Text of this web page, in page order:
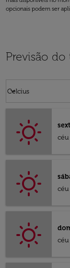
opcionais podem ser
Previsão
Celcius
keyboard_arrow_down